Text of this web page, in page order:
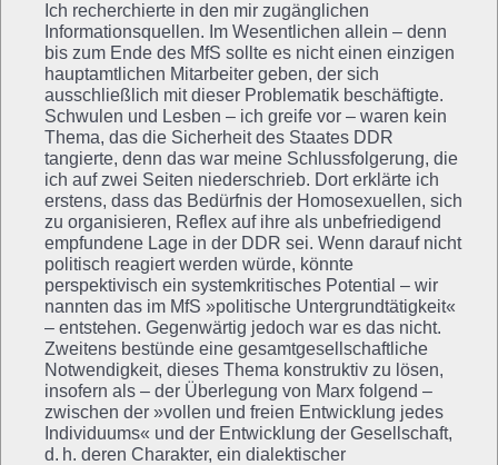
Ich recherchierte in den mir zugänglichen
Informationsquellen. Im Wesentlichen allein – denn
bis zum Ende des MfS sollte es nicht einen einzigen
hauptamtlichen Mitarbeiter geben, der sich
ausschließlich mit dieser Problematik beschäftigte.
Schwulen und Lesben – ich greife vor – waren kein
Thema, das die Sicherheit des Staates DDR
tangierte, denn das war meine Schlussfolgerung, die
ich auf zwei Seiten niederschrieb. Dort erklärte ich
erstens, dass das Bedürfnis der Homosexuellen, sich
zu organisieren, Reflex auf ihre als unbefriedigend
empfundene Lage in der DDR sei. Wenn darauf nicht
politisch reagiert werden würde, könnte
perspektivisch ein systemkritisches Potential – wir
nannten das im MfS »politische Untergrundtätigkeit«
– entstehen. Gegenwärtig jedoch war es das nicht.
Zweitens bestünde eine gesamtgesellschaftliche
Notwendigkeit, dieses Thema konstruktiv zu lösen,
insofern als – der Überlegung von Marx folgend –
zwischen der »vollen und freien Entwicklung jedes
Individuums« und der Entwicklung der Gesellschaft,
d. h. deren Charakter, ein dialektischer